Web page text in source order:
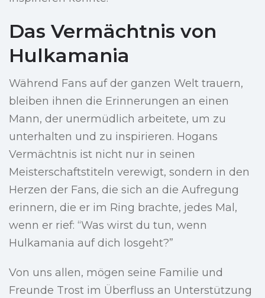
Das Vermächtnis von
Hulkamania
Während Fans auf der ganzen Welt trauern,
bleiben ihnen die Erinnerungen an einen
Mann, der unermüdlich arbeitete, um zu
unterhalten und zu inspirieren. Hogans
Vermächtnis ist nicht nur in seinen
Meisterschaftstiteln verewigt, sondern in den
Herzen der Fans, die sich an die Aufregung
erinnern, die er im Ring brachte, jedes Mal,
wenn er rief: “Was wirst du tun, wenn
Hulkamania auf dich losgeht?”
Von uns allen, mögen seine Familie und
Freunde Trost im Überfluss an Unterstützung